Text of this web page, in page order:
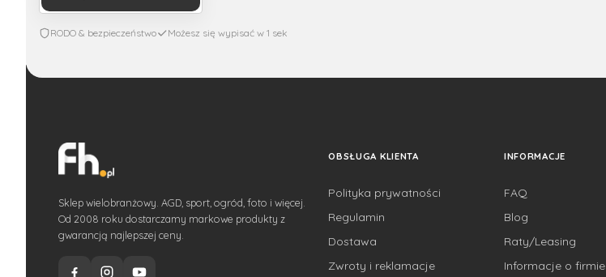
RODO & bezpieczeństwo Możesz się wypisać w 1 sek
Sklep wielobranżowy. AGD, sport, ogród, foto i więcej.
Od 2008 roku dostarczamy markowe produkty z
gwarancją najlepszej ceny.
OBSŁUGA KLIENTA
Polityka prywatności
Regulamin
Dostawa
Zwroty i reklamacje
INFORMACJE
FAQ
Blog
Raty/Leasing
Informacje o firmie